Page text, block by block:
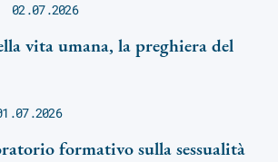
02.07.2026
vita umana, la preghiera del
formativo sulla sessualità